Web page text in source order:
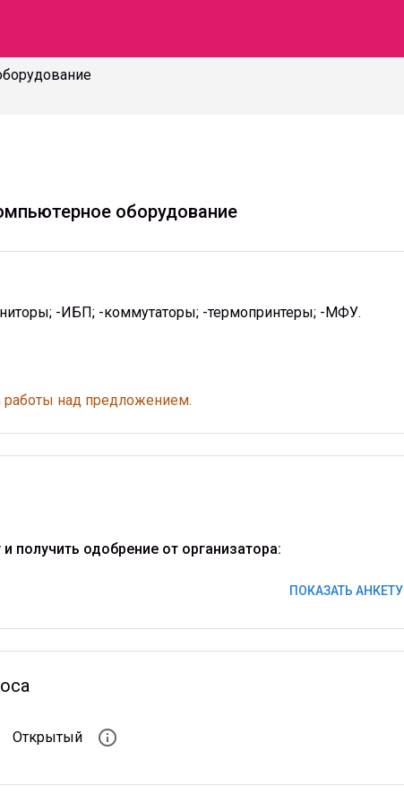
оборудование
-ИБП; -коммутаторы; -термопринтеры; -МФУ.
работы над предложением.
получить одобрение от организатора:
ПОКАЗАТЬ АНКЕТУ
Открытый info_outline